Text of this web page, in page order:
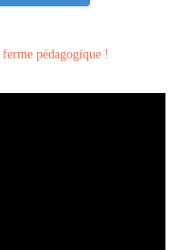
pédagogique !